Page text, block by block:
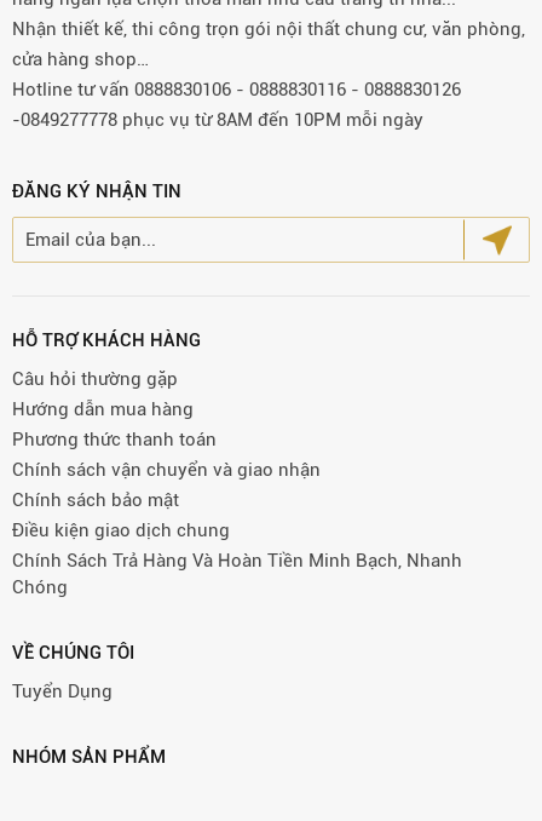
Nhận thiết kế, thi công trọn gói nội thất chung cư, văn phòng,
cửa hàng shop…
Hotline tư vấn 0888830106 - 0888830116 - 0888830126
-0849277778 phục vụ từ 8AM đến 10PM mỗi ngày
ĐĂNG KÝ NHẬN TIN
HỖ TRỢ KHÁCH HÀNG
Câu hỏi thường gặp
Hướng dẫn mua hàng
Phương thức thanh toán
Chính sách vận chuyển và giao nhận
Chính sách bảo mật
Điều kiện giao dịch chung
Chính Sách Trả Hàng Và Hoàn Tiền Minh Bạch, Nhanh
Chóng
VỀ CHÚNG TÔI
Tuyển Dụng
NHÓM SẢN PHẨM